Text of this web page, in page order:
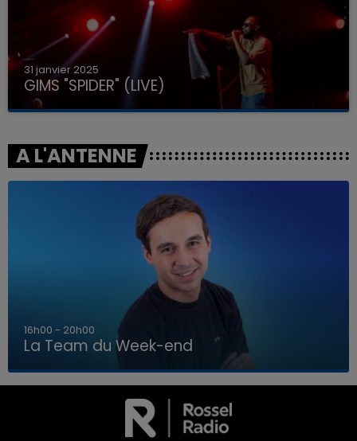
LA TEAM DU WEEK-END
31 janvier 2025
GIMS "SPIDER" (LIVE)
A L'ANTENNE
7h00 - 12h00
La Team du Week-end